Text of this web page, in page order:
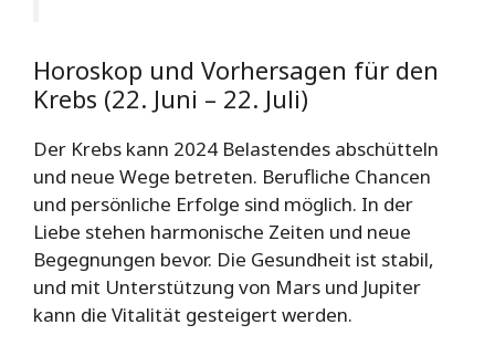
Horoskop und Vorhersagen für den
Krebs (22. Juni – 22. Juli)
Der Krebs kann 2024 Belastendes abschütteln
und neue Wege betreten. Berufliche Chancen
und persönliche Erfolge sind möglich. In der
Liebe stehen harmonische Zeiten und neue
Begegnungen bevor. Die Gesundheit ist stabil,
und mit Unterstützung von Mars und Jupiter
kann die Vitalität gesteigert werden.